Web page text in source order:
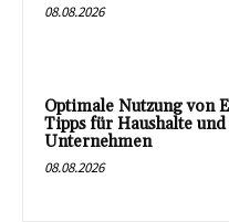
08.08.2026
Optimale Nutzung von
Tipps für Haushalte und
Unternehmen
08.08.2026